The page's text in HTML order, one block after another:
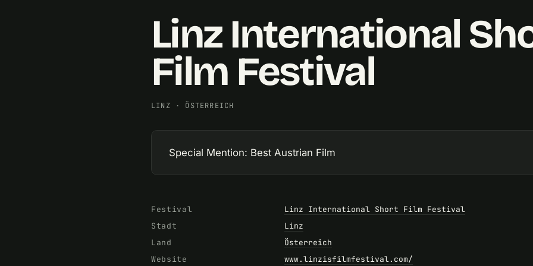
Linz International
Film Festival
LINZ · ÖSTERREICH
Special Mention: Best Austrian Film
Festival
Linz International Short Film Festival
Stadt
Linz
Land
Österreich
Website
www.linzisfilmfestival.com/